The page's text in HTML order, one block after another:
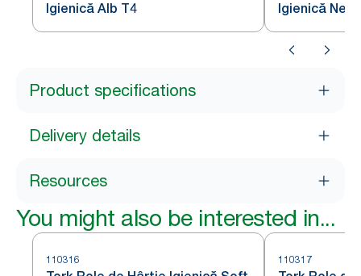
Igienică Alb T4
Igienică
Product specifications
Delivery details
Resources
You might also be interested in...
110316 110317